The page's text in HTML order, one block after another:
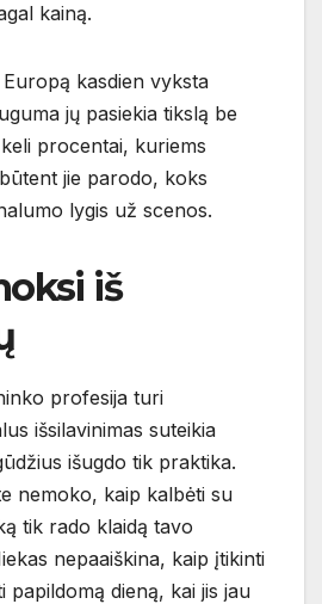
kainą.
kasdien vyksta
jų pasiekia tikslą be
procentai, kuriems
jie parodo, koks
lygis už scenos.
iš
profesija turi
išsilavinimas suteikia
išugdo tik praktika.
nemoko, kaip kalbėti su
tik rado klaidą tavo
nepaaiškina, kaip įtikinti
papildomą dieną, kai jis jau